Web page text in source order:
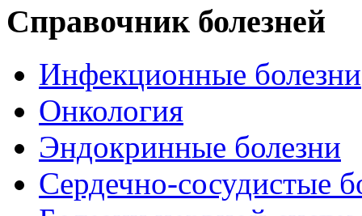
Справочник болезней
Инфекционные болезни
Онкология
Эндокринные болезни
Сердечно-сосудистые